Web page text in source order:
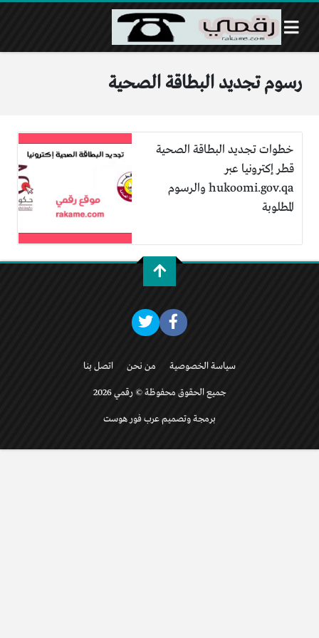
رسوم تجديد البطاقة الصحية
خطوات تجديد البطاقة الصحية
قطر إكترونيا عبر
hukoomi.gov.qa والرسوم
المطلوبة
سياسة الخصوصية من نحن اتصل بنا
جميع الحقوق محفوظة © رقمي 2026
برمجة وتصميم عرب فور هوست